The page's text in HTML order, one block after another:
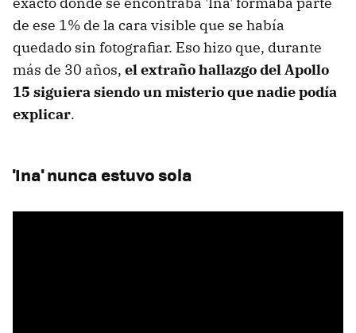
de ese 1% de la cara visible que se había
quedado sin fotografiar. Eso hizo que, durante
más de 30 años, el extraño hallazgo del Apollo
15 siguiera siendo un misterio que nadie podía
explicar.
'Ina' nunca estuvo sola